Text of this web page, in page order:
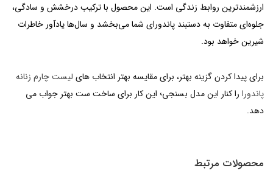
ارزشمندترین روابط زندگی است. این محصول با ترکیب درخشش و سادگی،
جلوه‌ای متفاوت به دستبند پاندورای شما می‌بخشد و سال‌ها یادآور خاطرات
شیرین خواهد بود.
برای پیدا کردن گزینه بهتر، برای مقایسه بهتر انتخاب های لیست چارم زنانه
پاندورا را کنار این مدل بسنجی؛ این کار برای ساخت ست بهتر جواب می
دهد.
محصولات مرتبط